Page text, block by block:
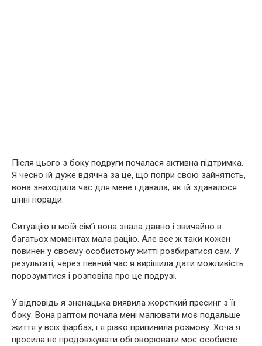
Після цього з боку подруги почалася активна підтримка.
Я чесно їй дуже вдячна за це, що попри свою зайнятість,
вона знаходила час для мене і давала, як їй здавалося
цінні поради.
Ситуацію в моїй сім’ї вона знала давно і звичайно в
багатьох моментах мала рацію. Але все ж таки кожен
повинен у своєму особистому житті розбиратися сам. У
результаті, через певний час я вирішила дати можливість
порозумітися і розповіла про це подрузі.
У відповідь я зненацька виявила жорсткий пресинг з її
боку. Вона раптом почала мені малювати моє подальше
життя у всіх фарбах, і я різко припинила розмову. Хоча я
просила не продовжувати обговорювати моє особисте